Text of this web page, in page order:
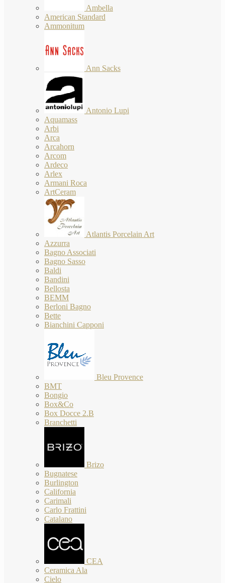
Ambella
American Standard
Ammonitum
Ann Sacks
Antonio Lupi
Aquamass
Arbi
Arca
Arcahorn
Arcom
Ardeco
Arlex
Armani Roca
ArtCeram
Atlantis Porcelain Art
Azzurra
Bagno Associati
Bagno Sasso
Baldi
Bandini
Bellosta
BEMM
Berloni Bagno
Bette
Bianchini Capponi
Bleu Provence
BMT
Bongio
Box&Co
Box Docce 2.B
Branchetti
Brizo
Bugnatese
Burlington
California
Carimali
Carlo Frattini
Catalano
CEA
Ceramica Ala
Cielo